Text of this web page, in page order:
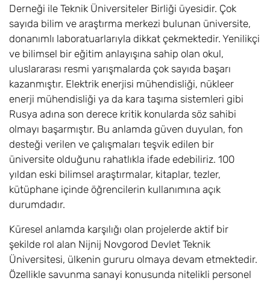
Derneği ile Teknik Üniversiteler Birliği üyesidir. Çok
sayıda bilim ve araştırma merkezi bulunan üniversite,
donanımlı laboratuarlarıyla dikkat çekmektedir. Yenilikçi
ve bilimsel bir eğitim anlayışına sahip olan okul,
uluslararası resmi yarışmalarda çok sayıda başarı
kazanmıştır. Elektrik enerjisi mühendisliği, nükleer
enerji mühendisliği ya da kara taşıma sistemleri gibi
Rusya adına son derece kritik konularda söz sahibi
olmayı başarmıştır. Bu anlamda güven duyulan, fon
desteği verilen ve çalışmaları teşvik edilen bir
üniversite olduğunu rahatlıkla ifade edebiliriz. 100
yıldan eski bilimsel araştırmalar, kitaplar, tezler,
kütüphane içinde öğrencilerin kullanımına açık
durumdadır.
Küresel anlamda karşılığı olan projelerde aktif bir
şekilde rol alan Nijnij Novgorod Devlet Teknik
Üniversitesi, ülkenin gururu olmaya devam etmektedir.
Özellikle savunma sanayi konusunda nitelikli personel